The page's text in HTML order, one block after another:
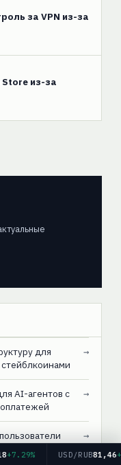
за VPN из-за
Store из-за
для
→
AI-агентов с
→
→
USD/RUB 81,46